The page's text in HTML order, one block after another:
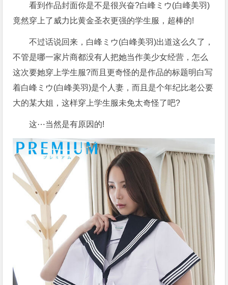
看到作品封面你是不是很兴奋?白峰ミウ(白峰美羽)
竟然穿上了威力比黄金圣衣更强的学生服，超棒的!
不过话说回来，白峰ミウ(白峰美羽)出道这么久了，
不管是哪一家片商都没有人把她当作美少女经营，怎么
这次要她穿上学生服?而且更奇怪的是作品的标题明白写
着白峰ミウ(白峰美羽)是个人妻，而且是个年纪比老公要
大的某大姐，这样穿上学生服未免太奇怪了吧?
这⋯当然是有原因的!